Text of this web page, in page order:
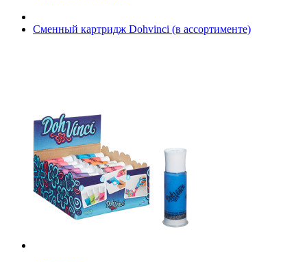
Сменный картридж Dohvinci (в ассортименте)